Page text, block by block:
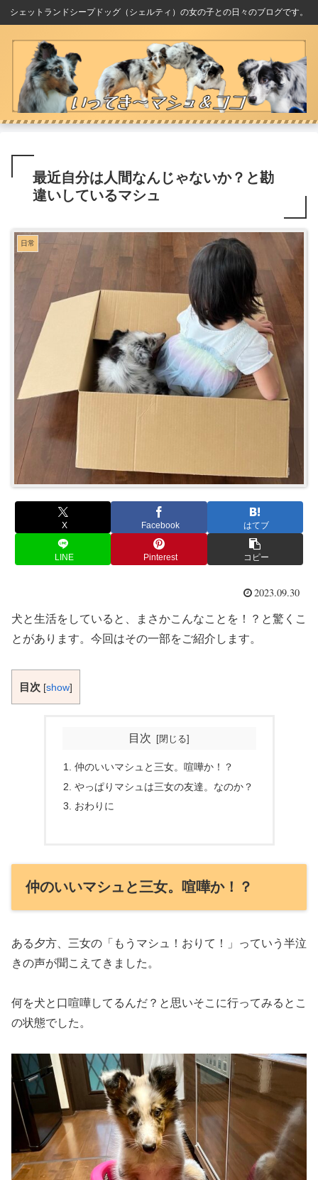
シェットランドシープドッグ（シェルティ）の女の子との日々のブログです。
最近自分は人間なんじゃないか？と勘
違いしているマシュ
日常
X Facebook はてブ
LINE Pinterest コピー
2023.09.30
犬と生活をしていると、まさかこんなことを！？と驚くこ
とがあります。今回はその一部をご紹介します。
目次 [show]
目次
仲のいいマシュと三女。喧嘩か！？
やっぱりマシュは三女の友達。なのか？
おわりに
仲のいいマシュと三女。喧嘩か！？
ある夕方、三女の「もうマシュ！おりて！」っていう半泣
きの声が聞こえてきました。
何を犬と口喧嘩してるんだ？と思いそこに行ってみるとこ
の状態でした。